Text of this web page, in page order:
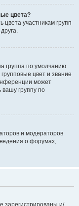
цвета?
участникам групп
группа по умолчанию
цвет и звание
может
группу по
и модераторов
о форумах,
зарегистрированы и/